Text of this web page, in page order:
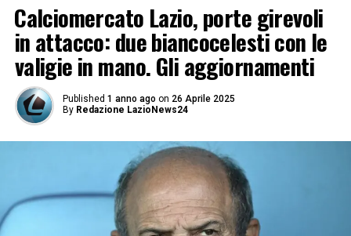
⁠Calciomercato Lazio, porte girevoli
in attacco: due biancocelesti con le
valigie in mano. Gli aggiornamenti
Published 1 anno ago on 26 Aprile 2025
By Redazione LazioNews24